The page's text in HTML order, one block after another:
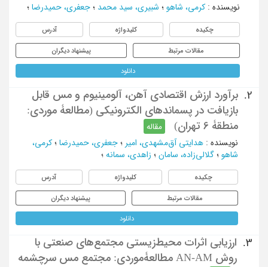
نویسنده : کرمی، شاهو ؛ شبیری، سید محمد ؛ جعفری، حمیدرضا ؛
چکیده کلیدواژه آدرس
مقالات مرتبط پیشنهاد دیگران
دانلود
2.
برآورد ارزش اقتصادی آهن، آلومینیوم و مس قابل
بازیافت در پسماند‌های الکترونیکی (مطالعۀ موردی:
منطقۀ 6 تهران)
مقاله
نویسنده : هدایتی آق‌مشهدی، امیر ؛ جعفری، حمیدرضا ؛ کرمی،
شاهو ؛ گلالی‌زاده، سامان ؛ زاهدی، سمانه ؛
چکیده کلیدواژه آدرس
مقالات مرتبط پیشنهاد دیگران
دانلود
3.
ارزیابی اثرات محیط‌زیستی مجتمع‌های صنعتی با
روش AN-AM مطالعۀموردی: مجتمع مس سرچشمه